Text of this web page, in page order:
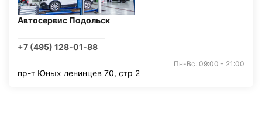
Автосервис Подольск
+7 (495) 128-01-88
Пн-Вс: 09:00 - 21:00
пр-т Юных ленинцев 70, стр 2